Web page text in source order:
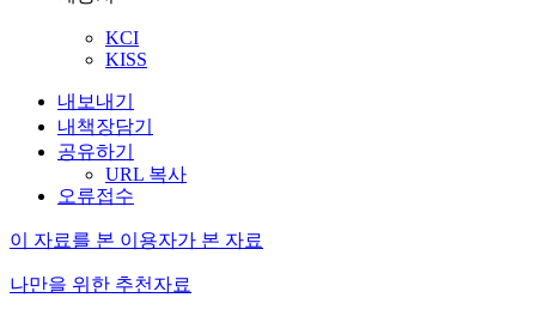
KCI
KISS
내보내기
내책장담기
공유하기
URL 복사
오류접수
이 자료를 본 이용자가 본 자료
나만을 위한 추천자료